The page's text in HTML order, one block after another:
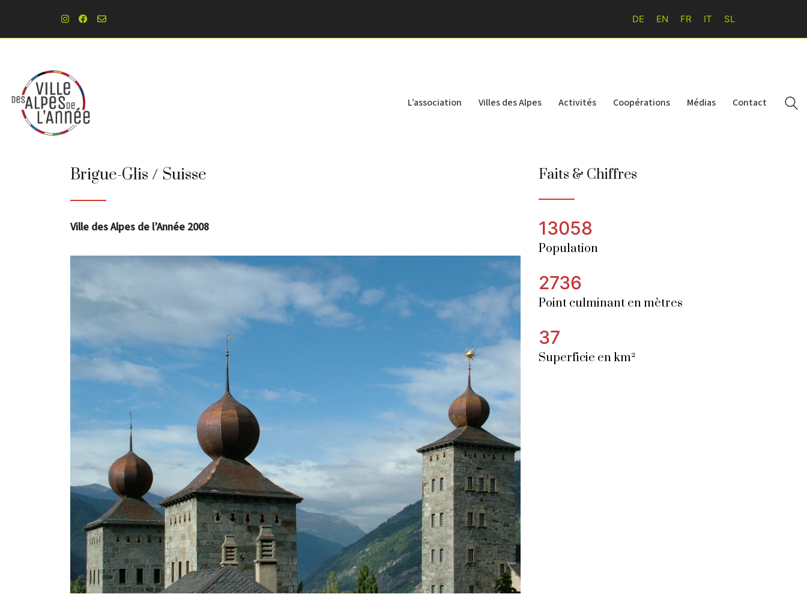
DE EN FR IT SL
L’association Villes des Alpes Activités Coopérations Médias Contact
Brigue-Glis / Suisse
Ville des Alpes de l’Année 2008
Brigue-Glis
Ville des Alpes de l'Année 2008
Faits & Chiffres
13058
Population
2736
Point culminant en mètres
37
Superficie en km²